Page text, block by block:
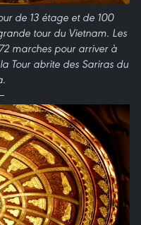
de 13 étage et de 100
tour du Vietnam. Les
marches pour arriver à
Tour abrite des Sariras du